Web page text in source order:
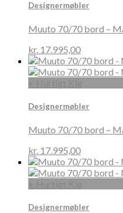
Designermøbler
Muuto 70/70 bord –
kr. 17.995,00
Designermøbler
Muuto 70/70 bord –
kr. 17.995,00
Designermøbler